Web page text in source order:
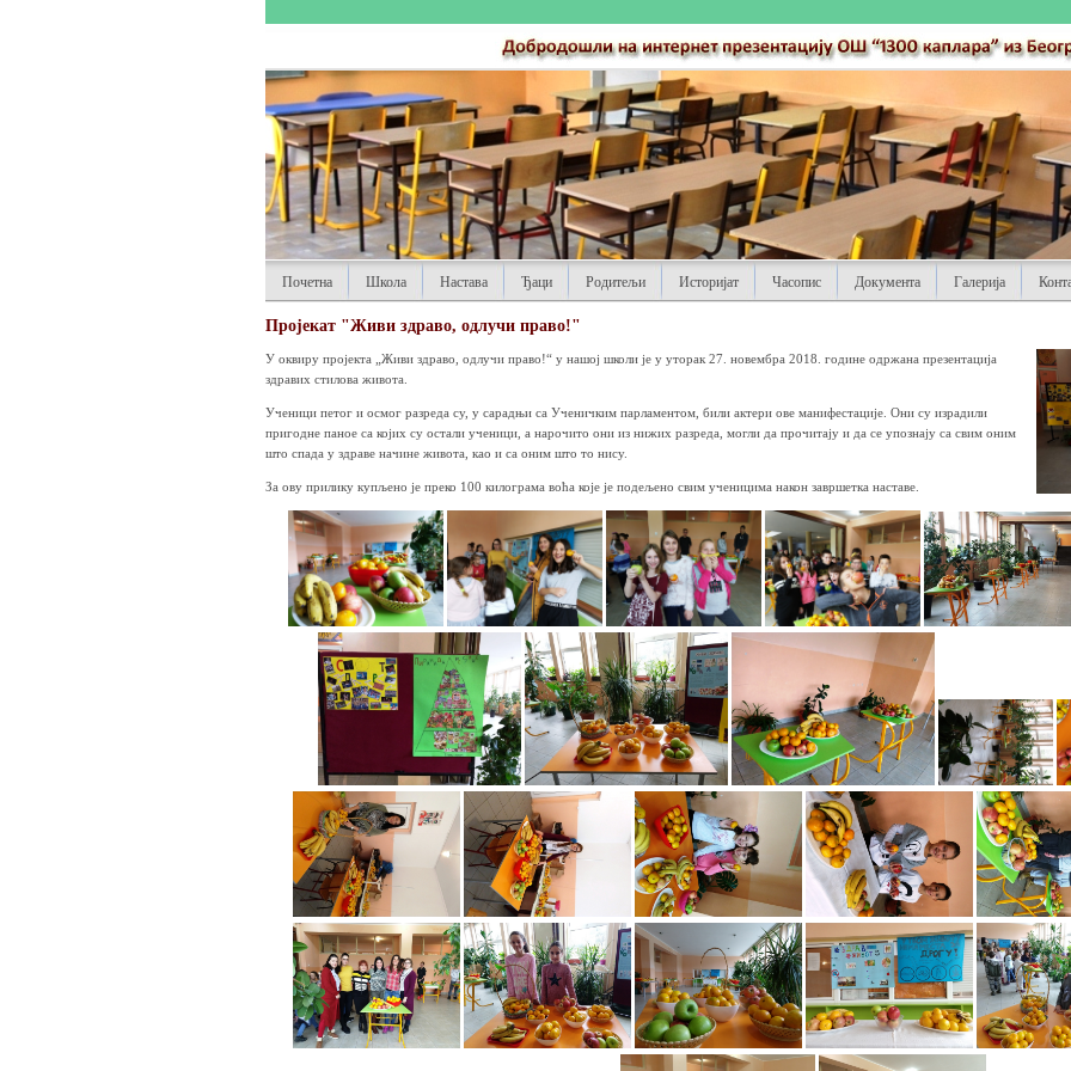
Почетна Школа Настава Ђаци Родитељи Историјат Часопис Документа Галерија
Пројекат "Живи здраво, одлучи право!"
У оквиру пројекта „Живи здраво, одлучи право!“ у нашој школи је у уторак 27. новембра 2018. године одржана презентација
здравих стилова живота.
Ученици петог и осмог разреда су, у сарадњи са Ученичким парламентом, били актери ове манифестације. Они су израдили
пригодне паное са којих су остали ученици, а нарочито они из нижих разреда, могли да прочитају и да се упознају са свим оним
што спада у здраве начине живота, као и са оним што то нису.
За ову прилику купљено је преко 100 килограма воћа које је подељено свим ученицима након завршетка наставе.